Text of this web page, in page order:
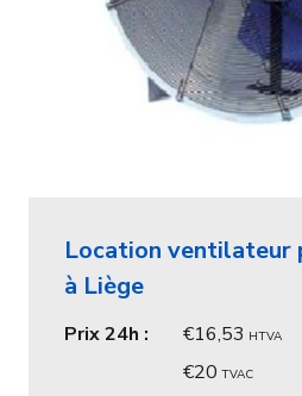
Location ventilateur
à Liège
Prix 24h : 16,53 HTVA
20 TVAC